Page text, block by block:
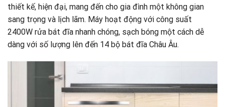
thiết kế, hiện đại, mang đến cho gia đình một không gian
sang trọng và lịch lãm. Máy hoạt động với công suất
2400W rửa bát đĩa nhanh chóng, sạch bóng một cách dễ
dàng với số lượng lên đến 14 bộ bát đĩa Châu Âu.